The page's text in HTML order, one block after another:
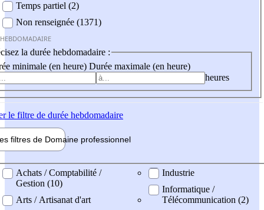
Temps partiel (2)
Non renseignée (1371)
la durée hebdomadaire :
minimale (en heure) Durée maximale (en heure)
heures
le filtre de durée hebdomadaire
filtres de Domaine professionnel
professionel
Achats / Comptabilité /
Gestion (10)
Arts / Artisanat d'art
Industrie
Informatique /
Télécommunication (2)